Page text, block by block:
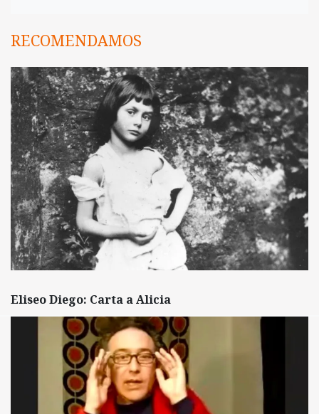
RECOMENDAMOS
Eliseo Diego: Carta a Alicia